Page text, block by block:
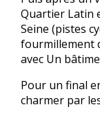
Quartier Latin
Seine (pistes
fourmillement
avec Un
Pour un final
charmer par